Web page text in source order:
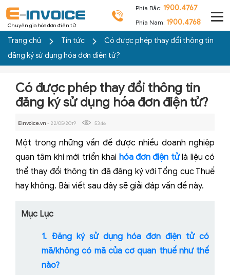
Chuyên gia hóa đơn điện tử
Phía Bắc: 1900.4767
Phía Nam: 1900.4768
Trang chủ Tin tức
Có được phép thay đổi thông tin
đăng ký sử dụng hóa đơn điện tử?
Có được phép thay đổi thông tin
đăng ký sử dụng hóa đơn điện tử?
Einvoice.vn- 22/05/2019 5346
Một trong những vấn đề được nhiều doanh nghiệp
quan tâm khi mới triển khai hóa đơn điện tửlà liệu có
thể thay đổi thông tin đã đăng ký với Tổng cục Thuế
hay không. Bài viết sau đây sẽ giải đáp vấn đề này.
Mục Lục
1. Đăng ký sử dụng hóa đơn điện tử có
mã/không có mã của cơ quan thuế như thế
nào?